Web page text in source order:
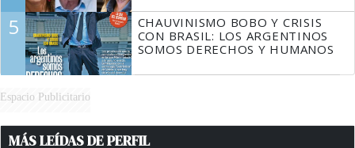
5
CHAUVINISMO BOBO Y CRISIS
CON BRASIL: LOS ARGENTINOS
SOMOS DERECHOS Y HUMANOS
Espacio Publicitario
MÁS LEÍDAS DE PERFIL